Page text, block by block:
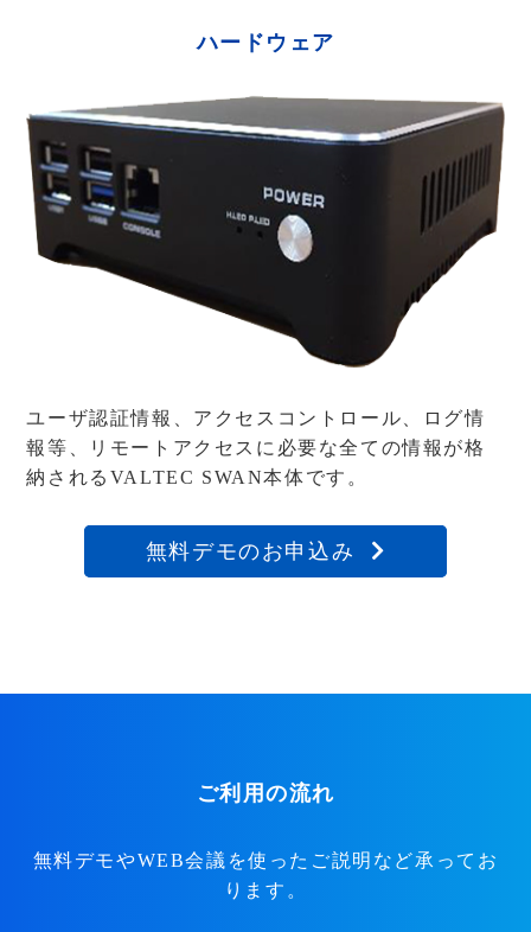
ハードウェア
ユーザ認証情報、アクセスコントロール、ログ情
報等、
リモートアクセスに必要な全ての情報が格
納されるVALTEC SWAN本体です。
無料デモのお申込み
ご利用の流れ
無料デモやWEB会議を使ったご説明など承ってお
ります。